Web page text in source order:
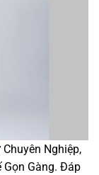
Nghiệp,
Gọn Gàng. Đáp